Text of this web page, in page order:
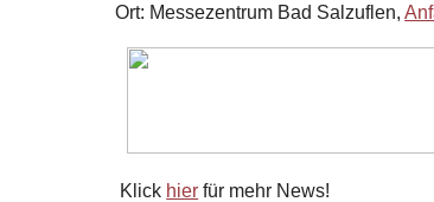
Ort: Messezentrum Bad Salzuflen,
Klick hier für mehr News!